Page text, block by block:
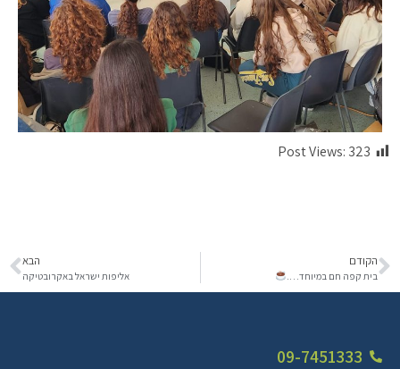
Post Views: 323
הקודם
בית קפה חם במיוחד….
הבא
אליפות ישראל באקרובטיקה
09-7451333